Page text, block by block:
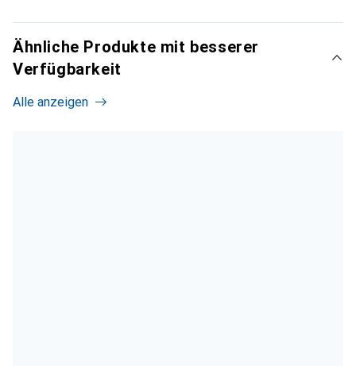
Ähnliche Produkte mit besserer
Verfügbarkeit
Alle anzeigen